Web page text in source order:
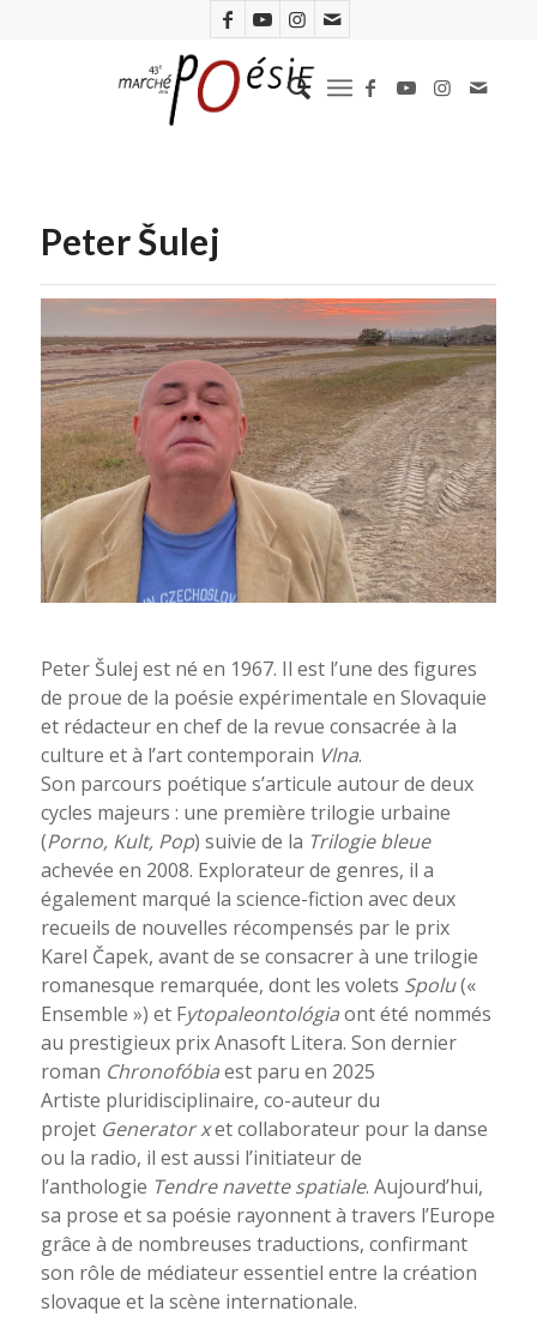
Peter Šulej
Peter Šulej (Petra Fornayová)
Peter Šulej est né en 1967. Il est l’une des figures
de proue de la poésie expérimentale en Slovaquie
et rédacteur en chef de la revue consacrée à la
culture et à l’art contemporain Vlna.
Son parcours poétique s’articule autour de deux
cycles majeurs : une première trilogie urbaine
(Porno, Kult, Pop) suivie de la Trilogie bleue
achevée en 2008. Explorateur de genres, il a
également marqué la science-fiction avec deux
recueils de nouvelles récompensés par le prix
Karel Čapek, avant de se consacrer à une trilogie
romanesque remarquée, dont les volets Spolu(«
Ensemble ») et Fytopaleontológiaont été nommés
au prestigieux prix Anasoft Litera. Son dernier
roman Chronofóbiaest paru en 2025
Artiste pluridisciplinaire, co-auteur du
projet Generator xet collaborateur pour la danse
ou la radio, il est aussi l’initiateur de
l’anthologie Tendre navette spatiale. Aujourd’hui,
sa prose et sa poésie rayonnent à travers l’Europe
grâce à de nombreuses traductions, confirmant
son rôle de médiateur essentiel entre la création
slovaque et la scène internationale.